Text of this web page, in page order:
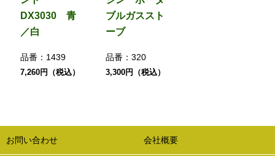
DX3030 青
／白
品番： 1439
7,260円（税込）
ブルガススト
ーブ
品番：320
3,300円（税込）
お問い合わせ 会社概要